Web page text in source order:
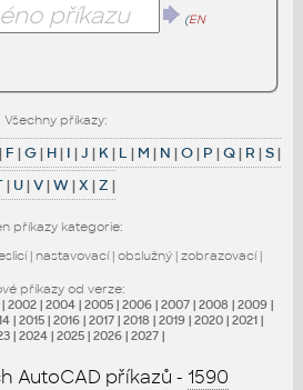
(EN
Všechny příkazy:
| F |G| H| I |J | K| L | M | N |O| P |Q| R |S|
| U|V|W|X |Z |
příkazy kategorie:
| nastavovací| obslužný| zobrazovací|
příkazy od verze:
| 2002 | 2004 | 2005 | 2006 | 2007 | 2008 | 2009 |
| 2015 | 2016 | 2017 | 2018 | 2019 | 2020 | 2021 |
| 2024 | 2025 | 2026 | 2027 |
AutoCAD příkazů - 1590